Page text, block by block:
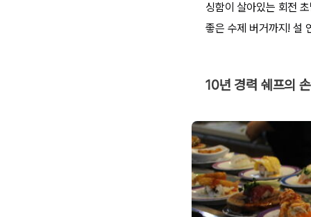
싱함이 살아있는 회전
좋은 수제 버거까지! 설
10년 경력 쉐프의